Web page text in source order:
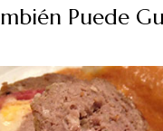
Puede